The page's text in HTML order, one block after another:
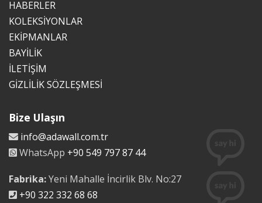
HABERLER
KOLEKSİYONLAR
EKİPMANLAR
BAYİLİK
İLETİŞİM
GİZLİLİK SÖZLEŞMESİ
Bize Ulaşın
info@adawall.com.tr
WhatsApp +90 549 797 87 44
Fabrika:Yeni Mahalle İncirlik Blv. No:27
+90 322 332 68 68